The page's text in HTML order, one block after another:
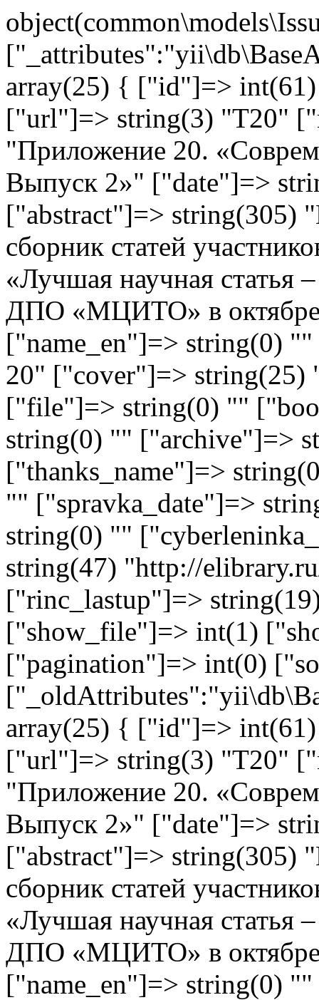
array(25) { ["id"]=>
["url"]=> string(3) "T20"
"Приложение 20.
Выпуск 2»" ["date"]=>
["abstract"]=> string(305)
сборник статей
«Лучшая научная статья
ДПО «МЦИТО» в октябре
["name_en"]=> string(0)
20" ["cover"]=> string(25)
["file"]=> string(0) ""
string(0) "" ["archive"]=>
["thanks_name"]=>
"" ["spravka_date"]=>
string(0) ""
string(47) "http://
["rinc_lastup"]=>
["show_file"]=> int(1)
["pagination"]=> int(0)
array(25) { ["id"]=>
["url"]=> string(3) "T20"
"Приложение 20.
Выпуск 2»" ["date"]=>
["abstract"]=> string(305)
сборник статей
«Лучшая научная статья
ДПО «МЦИТО» в октябре
["name_en"]=> string(0)